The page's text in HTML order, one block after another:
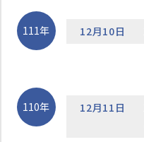
111年 12月10日
110年 12月11日